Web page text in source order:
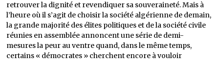
retrouver la dignité et revendiquer sa souveraineté. Mais à
l’heure où il s’agit de choisir la société algérienne de demain,
la grande majorité des élites politiques et de la société civile
réunies en assemblée annoncent une série de demi-
mesures la peur au ventre quand, dans le même temps,
certains « démocrates » cherchent encore à vouloir